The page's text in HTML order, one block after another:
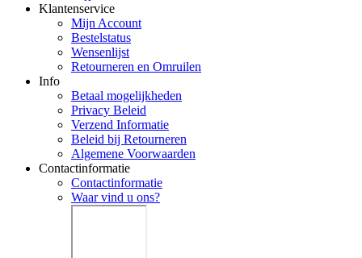
Klantenservice
Mijn Account
Bestelstatus
Wensenlijst
Retourneren en Omruilen
Info
Betaal mogelijkheden
Privacy Beleid
Verzend Informatie
Beleid bij Retourneren
Algemene Voorwaarden
Contactinformatie
Contactinformatie
Waar vind u ons?